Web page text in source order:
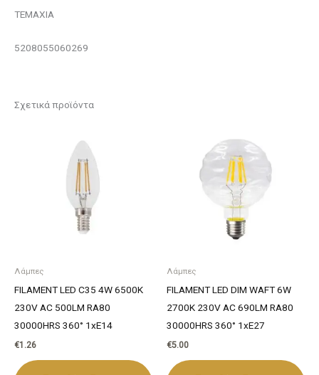
ΤΕΜΑΧΙΑ
5208055060269
Σχετικά προϊόντα
Λάμπες
FILAMENT LED C35 4W 6500K
230V AC 500LM RA80
30000HRS 360° 1xE14
€1.26
Λάμπες
FILAMENT LED DIM WAFT 6W
2700K 230V AC 690LM RA80
30000HRS 360° 1xE27
€5.00